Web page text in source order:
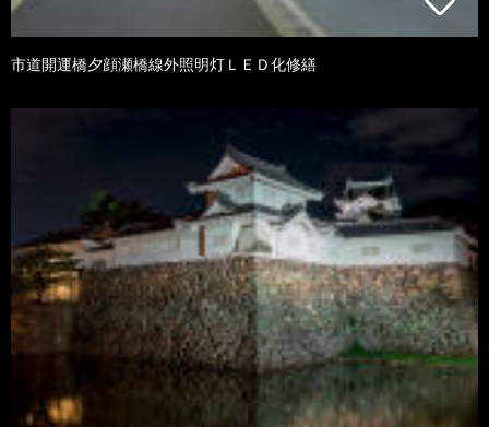
市道開運橋夕顔瀬橋線外照明灯ＬＥＤ化修繕